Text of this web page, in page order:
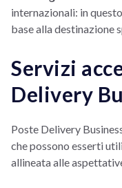
internazionali: in
base alla destinazione
Servizi
Delivery
Poste Delivery
che possono esserti
allineata alle